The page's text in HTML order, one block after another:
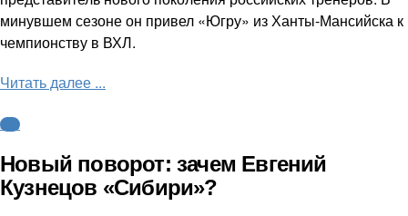
минувшем сезоне он привел «Югру» из Ханты-Мансийска к
чемпионству в ВХЛ.
Читать далее ...
КХЛ
Новый поворот: зачем Евгений
Кузнецов «Сибири»?